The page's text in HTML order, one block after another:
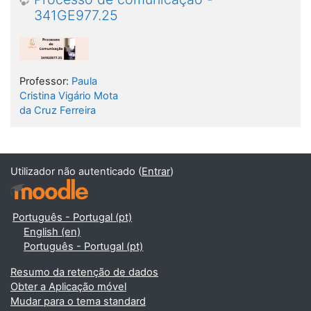
341GE977.25
Professor: Paula
Cristina Vigário Mota
da Cruz Ferreira
Utilizador não autenticado (Entrar)
Português - Portugal ‎(pt)‎
English ‎(en)‎
Português - Portugal ‎(pt)‎
Resumo da retenção de dados
Obter a Aplicação móvel
Mudar para o tema standard